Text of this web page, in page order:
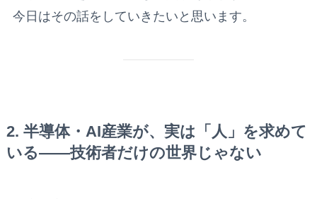
今日はその話をしていきたいと思います。
2. 半導体・AI産業が、実は「人」を求めて
いる——技術者だけの世界じゃない